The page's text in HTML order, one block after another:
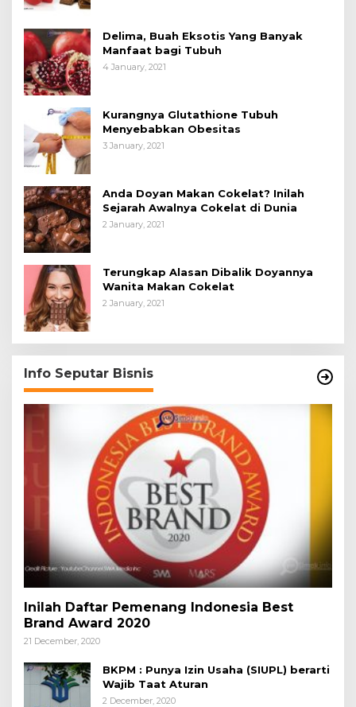
Delima, Buah Eksotis Yang Banyak
Manfaat bagi Tubuh
4 January, 2021
Kurangnya Glutathione Tubuh
Menyebabkan Obesitas
3 January, 2021
Anda Doyan Makan Cokelat? Inilah
Sejarah Awalnya Cokelat di Dunia
2 January, 2021
Terungkap Alasan Dibalik Doyannya
Wanita Makan Cokelat
2 January, 2021
Info Seputar Bisnis
Inilah Daftar Pemenang Indonesia Best
Brand Award 2020
21 December, 2020
BKPM : Punya Izin Usaha (SIUPL) berarti
Wajib Taat Aturan
2 December, 2020